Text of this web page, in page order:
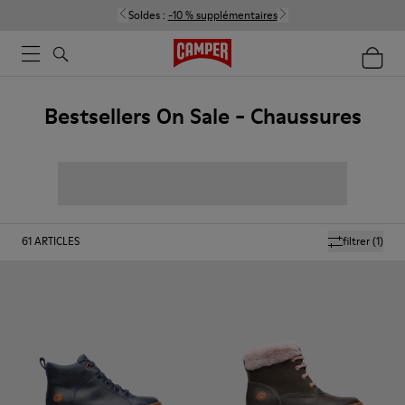
Soldes : -10 % supplémentaires
Bestsellers On Sale - Chaussures
filtrer(1)
61ARTICLES